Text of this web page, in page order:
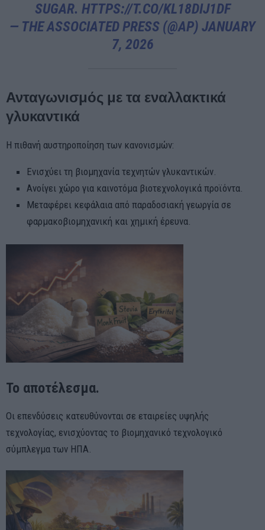
SUGAR. HTTPS://T.CO/KL18DIJ1DF
— THE ASSOCIATED PRESS (@AP) JANUARY
7, 2026
Ανταγωνισμός με τα εναλλακτικά
γλυκαντικά
Η πιθανή αυστηροποίηση των κανονισμών:
Ενισχύει τη βιομηχανία τεχνητών γλυκαντικών.
Ανοίγει χώρο για καινοτόμα βιοτεχνολογικά προϊόντα.
Μεταφέρει κεφάλαια από παραδοσιακή γεωργία σε
φαρμακοβιομηχανική και χημική έρευνα.
Το αποτέλεσμα.
Οι επενδύσεις κατευθύνονται σε εταιρείες υψηλής
τεχνολογίας, ενισχύοντας το βιομηχανικό τεχνολογικό
σύμπλεγμα των ΗΠΑ.